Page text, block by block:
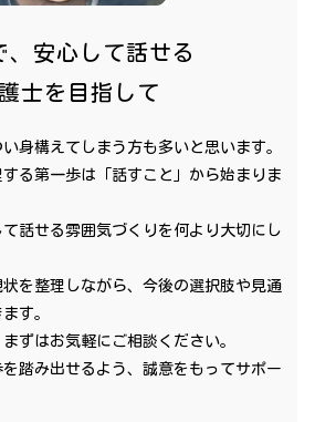
、安心して話せる
士を目指して
身構えてしまう方も多いと思います。
る第一歩は「話すこと」から始まりま
話せる雰囲気づくりを何より大切にし
を整理しながら、今後の選択肢や見通
す。
ずはお気軽にご相談ください。
踏み出せるよう、誠意をもってサポー